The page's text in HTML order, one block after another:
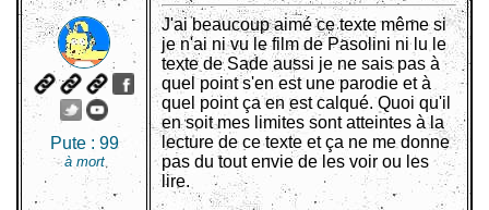
Pute : 99
à mort
J'ai beaucoup aimé ce texte même si
je n'ai ni vu le film de Pasolini ni lu le
texte de Sade aussi je ne sais pas à
quel point s'en est une parodie et à
quel point ça en est calqué. Quoi qu'il
en soit mes limites sont atteintes à la
lecture de ce texte et ça ne me donne
pas du tout envie de les voir ou les
lire.